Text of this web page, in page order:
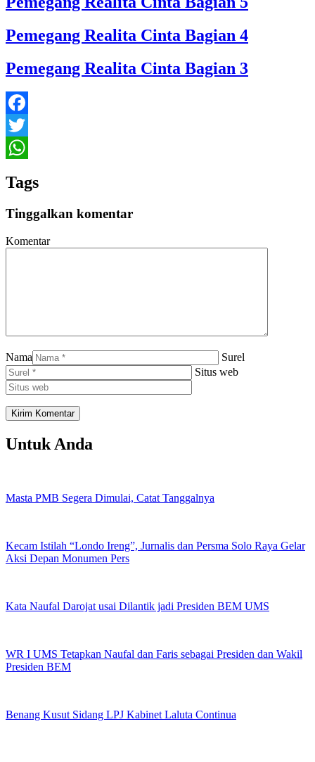
Pemegang Realita Cinta Bagian 4
Pemegang Realita Cinta Bagian 3
Facebook
Twitter
Tags
Tinggalkan komentar
Komentar
Nama
Surel
Situs web
Untuk Anda
Masta PMB Segera Dimulai, Catat Tanggalnya
Kecam Istilah “Londo Ireng”, Jurnalis dan Persma Solo Raya Gelar
Aksi Depan Monumen Pers
Kata Naufal Darojat usai Dilantik jadi Presiden BEM UMS
WR I UMS Tetapkan Naufal dan Faris sebagai Presiden dan Wakil
Presiden BEM
Benang Kusut Sidang LPJ Kabinet Laluta Continua